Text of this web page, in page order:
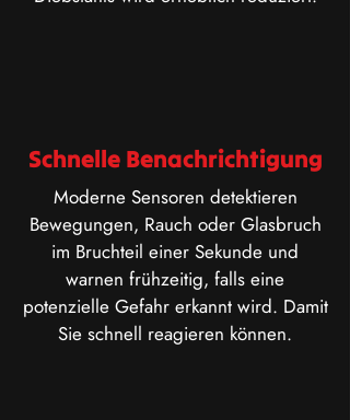
Schnelle Benachrichtigung
​Moderne Sensoren detektieren
Bewegungen, Rauch oder Glasbruch
im Bruchteil einer Sekunde und
warnen frühzeitig, falls eine
potenzielle Gefahr erkannt wird. Damit
Sie schnell reagieren können.